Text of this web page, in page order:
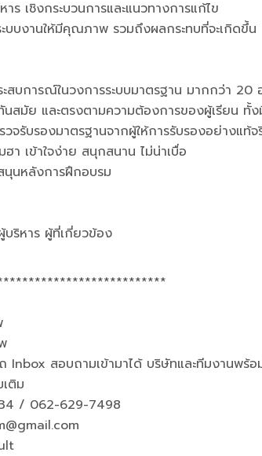
ร เชิงกระบวนการและแนวทางการแก้ไข
บบงานให้มีคุณภาพ รวมถึงผลกระทบที่จะเกิดขึ้น
ะสบการณ์ในวงการระบบมาตรฐาน มากกว่า 20
นสมัย และตรงตามความต้องการของผู้เรียน ทั้ง
วจรับรองมาตรฐานจากผู้ให้การรับรองอย่างแท้จ
า เข้าใจง่าย สนุกสนาน ไม่น่าเบื่อ
นุนหลังการฝึกอบรม
ริหาร ผู้ที่เกี่ยวข้อง
Inbox สอบถามเข้ามาได้ บริษัทและทีมงานพร้
ติม
/ 062-629-7498